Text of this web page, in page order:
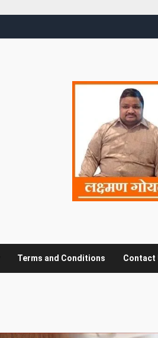
Terms and Conditions Contact